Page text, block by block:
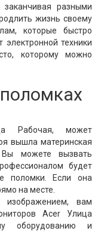
разными
жизнь своему
которые быстро
техники
которому можно
Рабочая, может
вышла материнская
Вы можете вызвать
будет
поломки. Если она
на месте.
вам
Acer Улица
оборудованию и